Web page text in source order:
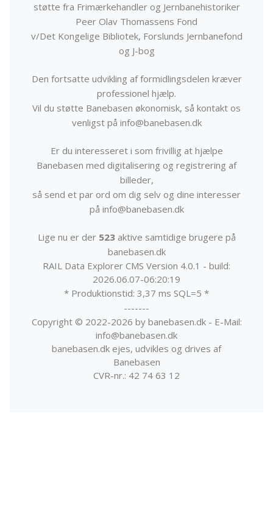
støtte fra Frimærkehandler og Jernbanehistoriker
Peer Olav Thomassens Fond
v/Det Kongelige Bibliotek, Forslunds Jernbanefond
og J-bog
Den fortsatte udvikling af formidlingsdelen kræver
professionel hjælp.
Vil du støtte Banebasen økonomisk, så kontakt os
venligst på info@banebasen.dk
Er du interesseret i som frivillig at hjælpe
Banebasen med digitalisering og registrering af
billeder,
så send et par ord om dig selv og dine interesser
på info@banebasen.dk
Lige nu er der 523aktive samtidige brugere på
banebasen.dk
RAIL Data Explorer CMS Version 4.0.1 - build:
2026.06.07-06:20:19
* Produktionstid: 3,37 ms SQL=5 *
-------
Copyright © 2022-2026 by banebasen.dk - E-Mail:
info@banebasen.dk
banebasen.dk ejes, udvikles og drives af
Banebasen
CVR-nr.: 42 74 63 12